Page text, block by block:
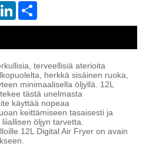
LinkedIn
terveellisiä aterioita
herkkä sisäinen ruoka,
minimaalisella öljyllä. 12L
tästä unelmasta
käyttää nopeaa
keittämiseen tasaisesti ja
öljyn tarvetta.
12L Digital Air Fryer on avain